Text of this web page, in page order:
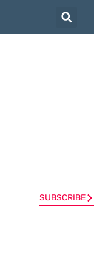
SUBSCRIBE